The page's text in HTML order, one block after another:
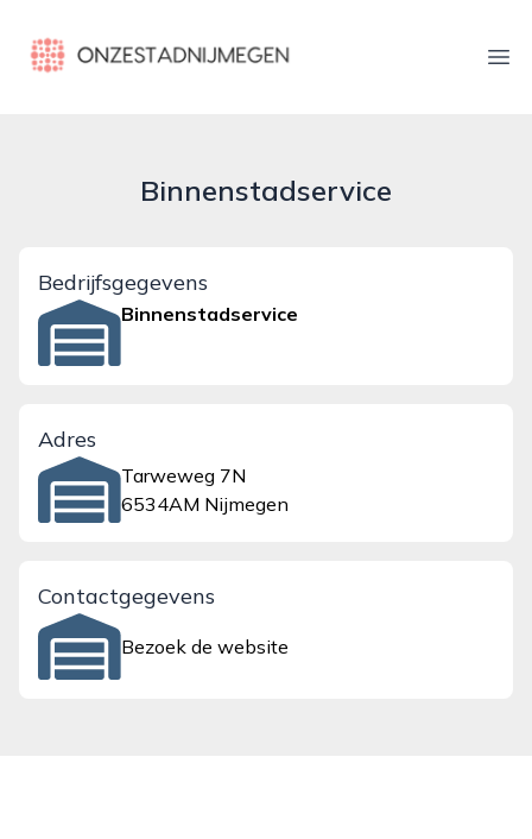
onzestadnijmegen.nl
Binnenstadservice
Bedrijfsgegevens
Binnenstadservice
Adres
Tarweweg 7N
6534AM Nijmegen
Contactgegevens
Bezoek de website